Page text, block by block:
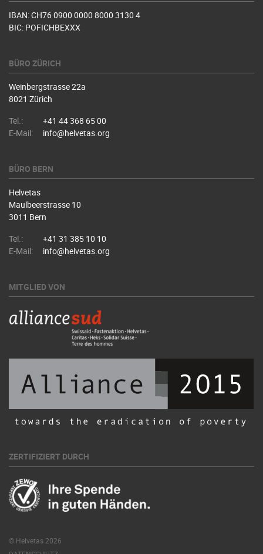
IBAN: CH76 0900 0000 8000 3130 4
BIC: POFICHBEXXX
BÜRO ZÜRICH
Weinbergstrasse 22a
8021 Zürich
Tel.:
+41 44 368 65 00
E-Mail:
info@helvetas.org
BÜRO BERN
Helvetas
Maulbeerstrasse 10
3011 Bern
Tel.:
+41 31 385 10 10
E-Mail:
info@helvetas.org
MITGLIED VON
ZERTIFIZIERT DURCH
© Helvetas 2026